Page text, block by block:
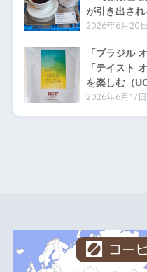
が引き出さ
2026年6月20日
「ブラジル
「テイスト
を楽しむ（
2026年6月17日